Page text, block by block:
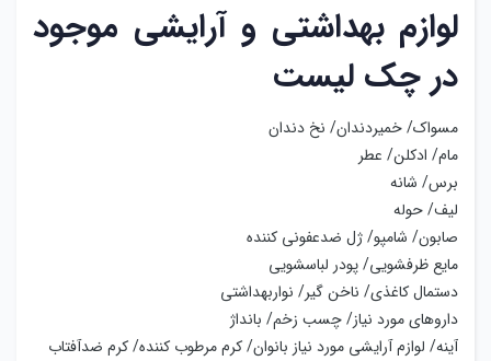
لوازم بهداشتی و آرایشی موجود
در چک لیست
مسواک/ خمیردندان/ نخ دندان
مام/ ادکلن/ عطر
برس/ شانه
لیف/ حوله
صابون/ شامپو/ ژل ضدعفونی کننده
مایع ظرفشویی/ پودر لباسشویی
دستمال کاغذی/ ناخن گیر/ نواربهداشتی
داروهای مورد نیاز/ چسب زخم/ بانداژ
آینه/ لوازم آرایشی مورد نیاز بانوان/ کرم مرطوب کننده/ کرم ضدآفتاب